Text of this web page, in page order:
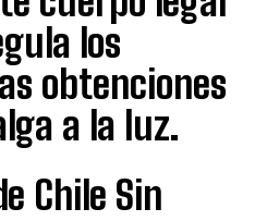
los
obtenciones
a la luz.
Chile Sin